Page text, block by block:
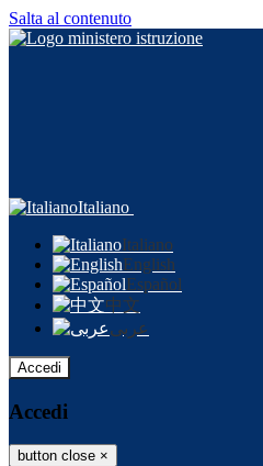
Salta al contenuto
Italiano
Italiano
English
Español
中文
عربى
Accedi
Accedi
button close ×